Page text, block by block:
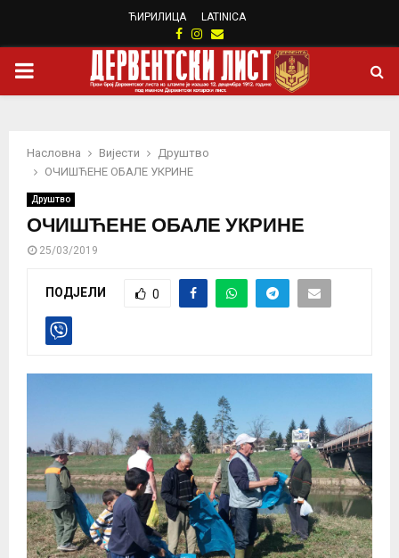
ЋИРИЛИЦА LATINICA
Facebook
Instagram
Email
PRIMARY
Насловна Вијести
Друштво
ОЧИШЋЕНЕ ОБАЛЕ УКРИНЕ
Друштво
ОЧИШЋЕНЕ ОБАЛЕ УКРИНЕ
25/03/2019
ПОДЈЕЛИ 0